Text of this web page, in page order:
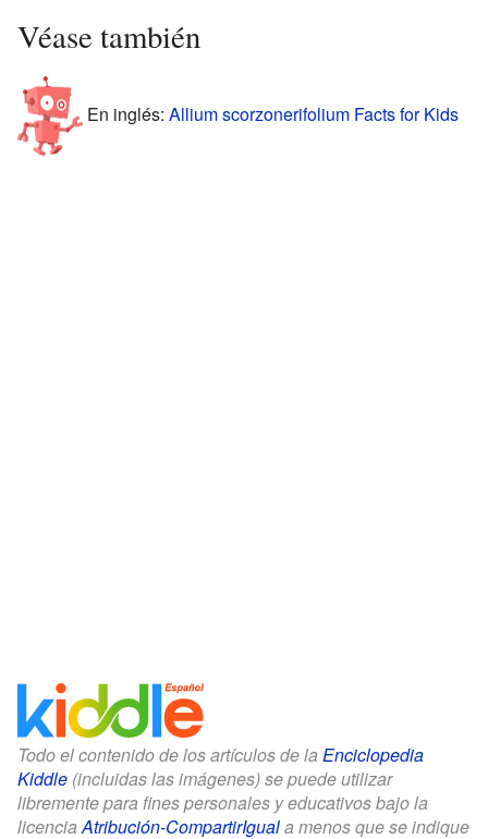
Véase también
En inglés: Allium scorzonerifolium Facts for Kids
Todo el contenido de los artículos de la Enciclopedia
Kiddle (incluidas las imágenes) se puede utilizar
libremente para fines personales y educativos bajo la
licenciaAtribución-CompartirIguala menos que se indique